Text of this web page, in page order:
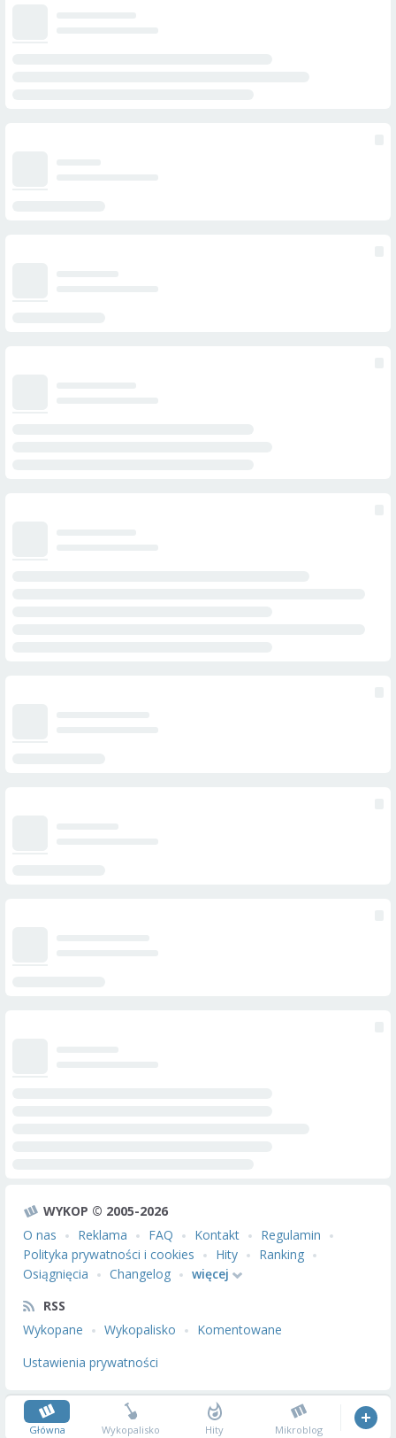
WYKOP © 2005-2026
O nas
Reklama FAQ Kontakt
Regulamin
Polityka prywatności i cookies
Hity
Ranking
Osiągnięcia
Changelog
więcej
RSS
Wykopane
Wykopalisko
Komentowane
Ustawienia prywatności
Główna Wykopalisko Hity Mikroblog